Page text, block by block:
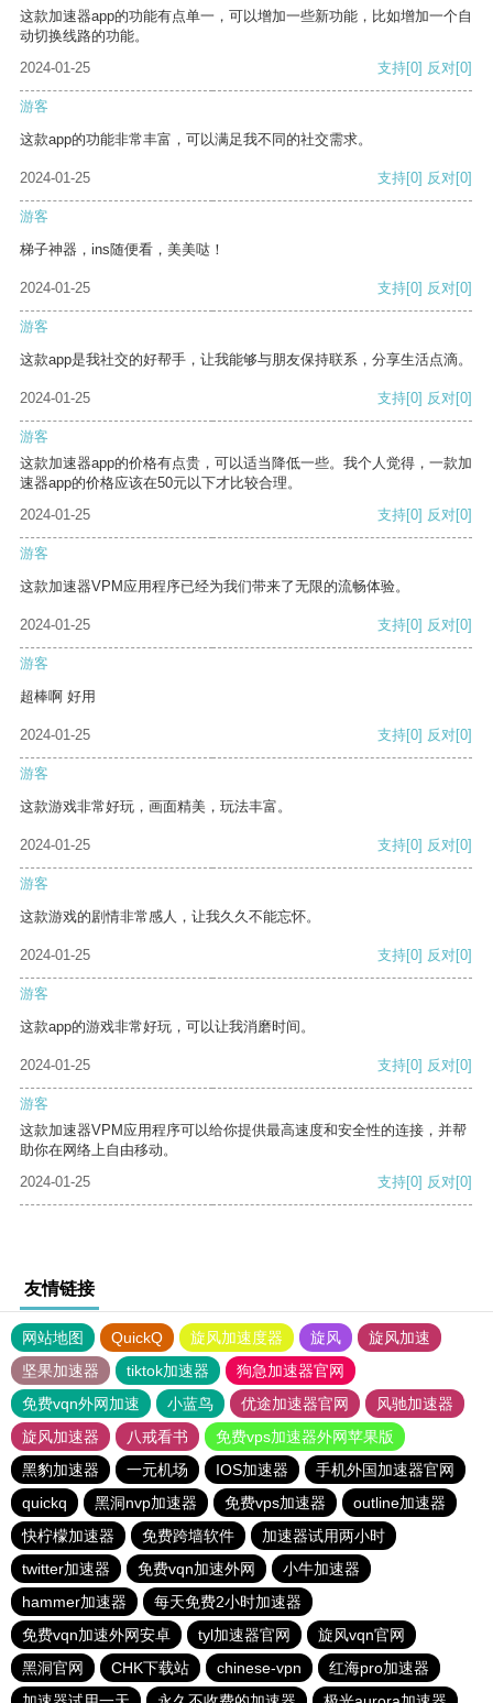
这款加速器app的功能有点单一，可以增加一些新功能，比如增加一个自
动切换线路的功能。
2024-01-25
支持[0] 反对[0]
游客
这款app的功能非常丰富，可以满足我不同的社交需求。
2024-01-25 支持[0] 反对[0]
游客
梯子神器，ins随便看，美美哒！
2024-01-25 支持[0] 反对[0]
游客
这款app是我社交的好帮手，让我能够与朋友保持联系，分享生活点滴。
2024-01-25 支持[0] 反对[0]
游客
这款加速器app的价格有点贵，可以适当降低一些。我个人觉得，一款加
速器app的价格应该在50元以下才比较合理。
2024-01-25
支持[0] 反对[0]
游客
这款加速器VPM应用程序已经为我们带来了无限的流畅体验。
2024-01-25 支持[0] 反对[0]
游客
超棒啊 好用
2024-01-25 支持[0] 反对[0]
游客
这款游戏非常好玩，画面精美，玩法丰富。
2024-01-25 支持[0] 反对[0]
游客
这款游戏的剧情非常感人，让我久久不能忘怀。
2024-01-25 支持[0] 反对[0]
游客
这款app的游戏非常好玩，可以让我消磨时间。
2024-01-25 支持[0] 反对[0]
游客
这款加速器VPM应用程序可以给你提供最高速度和安全性的连接，并帮
助你在网络上自由移动。
2024-01-25
支持[0] 反对[0]
友情链接
网站地图 QuickQ 旋风加速度器 旋风
旋风加速
坚果加速器
tiktok加速器
狗急加速器官网
免费vqn外网加速
小蓝鸟 优途加速器官网
风驰加速器
旋风加速器
八戒看书
免费vps加速器外网苹果版
黑豹加速器
一元机场 IOS加速器
手机外国加速器官网
quickq
黑洞nvp加速器 免费vps加速器
outline加速器
快柠檬加速器
免费跨墙软件
加速器试用两小时
twitter加速器
免费vqn加速外网
小牛加速器
hammer加速器
每天免费2小时加速器
免费vqn加速外网安卓
tyl加速器官网
旋风vqn官网
黑洞官网
CHK下载站 chinese-vpn
红海pro加速器